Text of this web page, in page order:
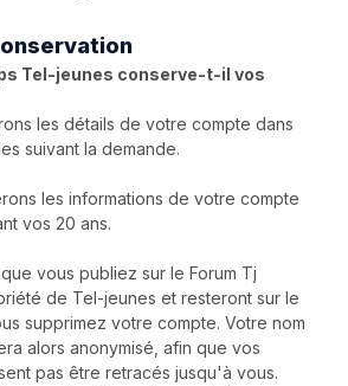
Tel-jeunes conserve-t-il vos
les détails de votre compte dans
suivant la demande.
les informations de votre compte
vos 20 ans.
vous publiez sur le Forum Tj
de Tel-jeunes et resteront sur le
supprimez votre compte. Votre nom
alors anonymisé, afin que vos
pas être retracés jusqu'à vous.